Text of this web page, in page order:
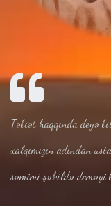
Təbiət haqqında deyə
xalqımızın adından
səmimi şəkildə deməyi